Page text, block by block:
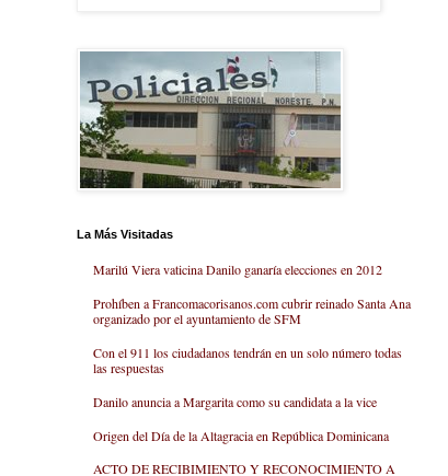
La Más Visitadas
Marilú Viera vaticina Danilo ganaría elecciones en 2012
Prohíben a Francomacorisanos.com cubrir reinado Santa Ana
organizado por el ayuntamiento de SFM
Con el 911 los ciudadanos tendrán en un solo número todas
las respuestas
Danilo anuncia a Margarita como su candidata a la vice
Origen del Día de la Altagracia en República Dominicana
ACTO DE RECIBIMIENTO Y RECONOCIMIENTO A